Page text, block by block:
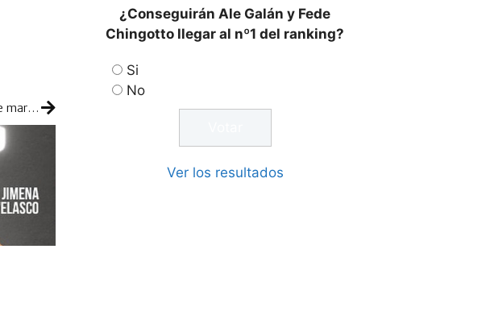
Trabajo duro para la pareja Pujals – Velasco: se marcan asentarse en el cuadro final
¿Conseguirán Ale Galán y Fede
Chingotto llegar al nº1 del ranking?
Si
No
Ver los resultados